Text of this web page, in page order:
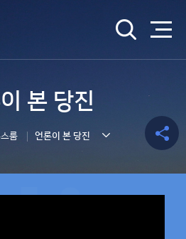
본 당진
룸 언론이 본 당진
기